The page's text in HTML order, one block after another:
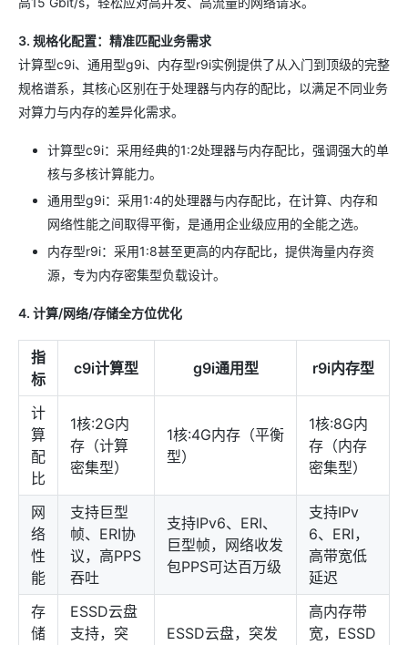
3. 规格化配置：精准匹配业务需求
计算型c9i、通用型g9i、内存型r9i实例提供了从入门到顶级的完整
规格谱系，其核心区别在于处理器与内存的配比，以满足不同业务
对算力与内存的差异化需求。
计算型c9i：采用经典的1:2处理器与内存配比，强调强大的单
核与多核计算能力。
通用型g9i：采用1:4的处理器与内存配比，在计算、内存和
网络性能之间取得平衡，是通用企业级应用的全能之选。
内存型r9i：采用1:8甚至更高的内存配比，提供海量内存资
源，专为内存密集型负载设计。
4. 计算/网络/存储全方位优化
指
标
c9i计算型 g9i通用型 r9i内存型
计
算
配
比
1核:2G内
存（计算
密集型）
1核:4G内存（平衡
型）
1核:8G内
存（内存
密集型）
网
络
性
能
支持巨型
帧、ERI协
议，高PPS
吞吐
支持IPv6、ERI、
巨型帧，网络收发
包PPS可达百万级
支持IPv
6、ERI，
高带宽低
延迟
存
储
ESSD云盘
支持，突
ESSD云盘，突发
高内存带
宽，ESSD